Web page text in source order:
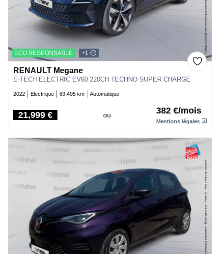
ECO RESPONSABLE +1
RENAULT Megane
E-TECH ELECTRIC EV60 220CH TECHNO SUPER CHARGE
2022 Electrique 69,495 km Automatique
Price
21,999 € ou 382 €/mois
Mentions légales